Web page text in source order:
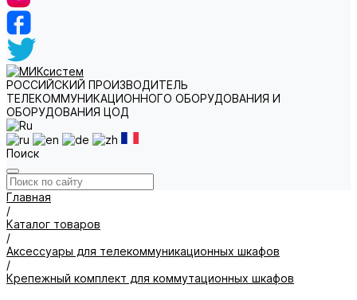
РОССИЙСКИЙ ПРОИЗВОДИТЕЛЬ
ТЕЛЕКОММУНИКАЦИОННОГО ОБОРУДОВАНИЯ И
ОБОРУДОВАНИЯ ЦОД
Поиск
Главная
/
Каталог товаров
/
Аксессуары для телекоммуникационных шкафов
/
Крепежный комплект для коммутационных шкафов